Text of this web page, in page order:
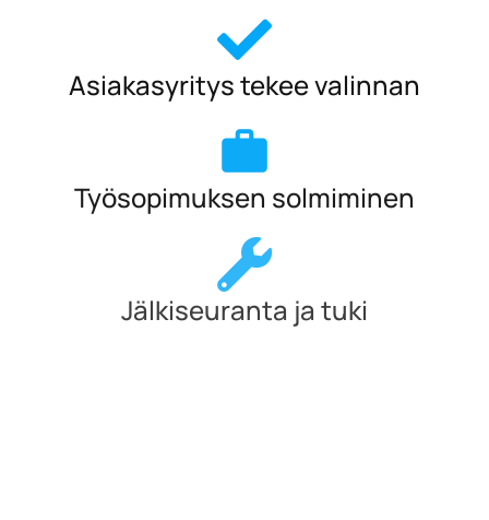
Asiakasyritys tekee valinnan
Työsopimuksen solmiminen
Jälkiseuranta ja tuki